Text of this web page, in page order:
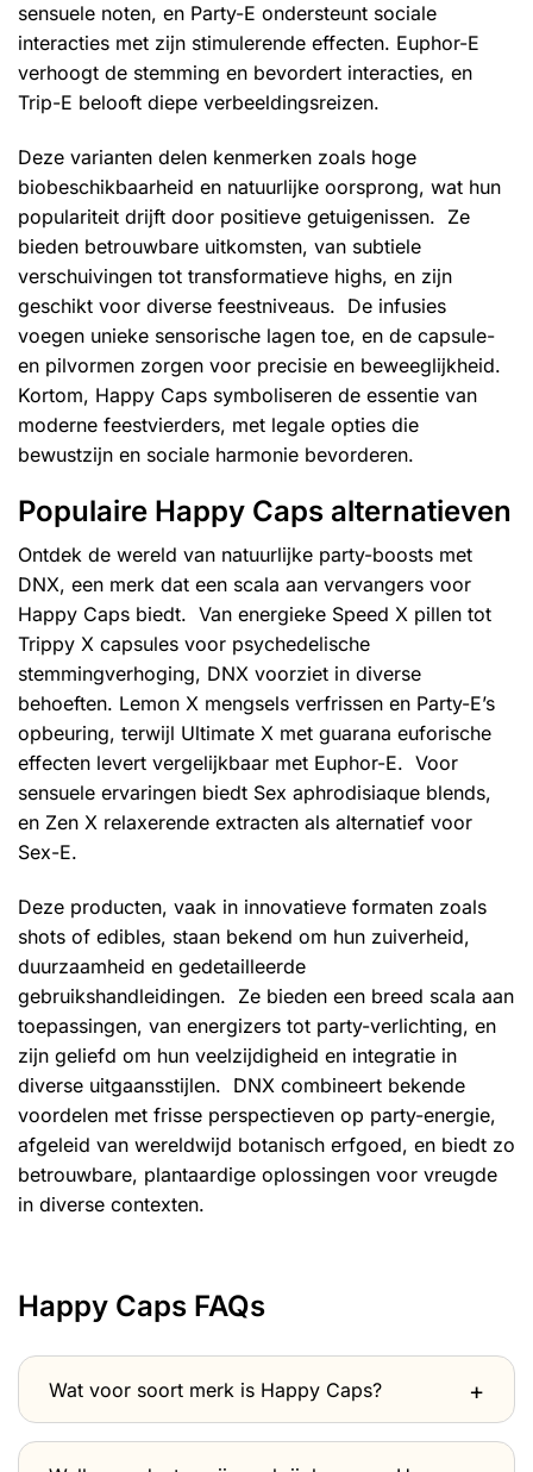
sensuele noten, en Party-E ondersteunt sociale
interacties met zijn stimulerende effecten. Euphor-E
verhoogt de stemming en bevordert interacties, en
Trip-E belooft diepe verbeeldingsreizen.
Deze varianten delen kenmerken zoals hoge
biobeschikbaarheid en natuurlijke oorsprong, wat hun
populariteit drijft door positieve getuigenissen. Ze
bieden betrouwbare uitkomsten, van subtiele
verschuivingen tot transformatieve highs, en zijn
geschikt voor diverse feestniveaus. De infusies
voegen unieke sensorische lagen toe, en de capsule-
en pilvormen zorgen voor precisie en beweeglijkheid.
Kortom, Happy Caps symboliseren de essentie van
moderne feestvierders, met legale opties die
bewustzijn en sociale harmonie bevorderen.
Populaire Happy Caps alternatieven
Ontdek de wereld van natuurlijke party-boosts met
DNX, een merk dat een scala aan vervangers voor
Happy Caps biedt. Van energieke Speed X pillen tot
Trippy X capsules voor psychedelische
stemmingverhoging, DNX voorziet in diverse
behoeften. Lemon X mengsels verfrissen en Party-E’s
opbeuring, terwijl Ultimate X met guarana euforische
effecten levert vergelijkbaar met Euphor-E. Voor
sensuele ervaringen biedt Sex aphrodisiaque blends,
en Zen X relaxerende extracten als alternatief voor
Sex-E.
Deze producten, vaak in innovatieve formaten zoals
shots of edibles, staan bekend om hun zuiverheid,
duurzaamheid en gedetailleerde
gebruikshandleidingen. Ze bieden een breed scala aan
toepassingen, van energizers tot party-verlichting, en
zijn geliefd om hun veelzijdigheid en integratie in
diverse uitgaansstijlen. DNX combineert bekende
voordelen met frisse perspectieven op party-energie,
afgeleid van wereldwijd botanisch erfgoed, en biedt zo
betrouwbare, plantaardige oplossingen voor vreugde
in diverse contexten.
Happy Caps FAQs
Wat voor soort merk is Happy Caps?